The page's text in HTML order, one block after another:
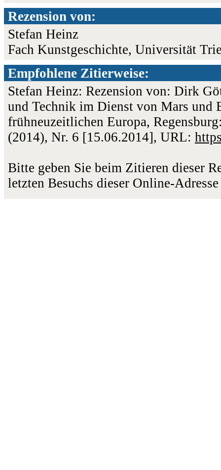
Rezension von:
Stefan Heinz
Fach Kunstgeschichte, Universität
Empfohlene Zitierweise:
Stefan Heinz: Rezension von: Dirk
und Technik im Dienst von Mars und
frühneuzeitlichen Europa,
(2014), Nr. 6 [15.06.2014], URL:
Bitte geben Sie beim Zitieren dieser
letzten Besuchs dieser Online-Adresse